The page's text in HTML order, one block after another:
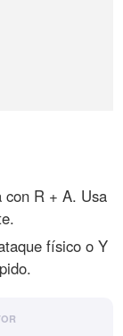
con R + A. Usa
físico o Y